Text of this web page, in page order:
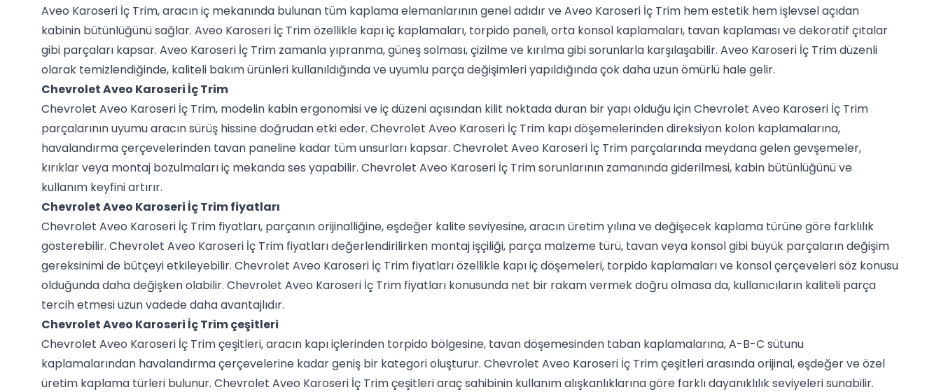
Aveo Karoseri İç Trim, aracın iç mekanında bulunan tüm kaplama elemanlarının genel adıdır ve Aveo Karoseri İç Trim hem estetik hem işlevsel açıdan
kabinin bütünlüğünü sağlar. Aveo Karoseri İç Trim özellikle kapı iç kaplamaları, torpido paneli, orta konsol kaplamaları, tavan kaplaması ve dekoratif çıtalar
gibi parçaları kapsar. Aveo Karoseri İç Trim zamanla yıpranma, güneş solması, çizilme ve kırılma gibi sorunlarla karşılaşabilir. Aveo Karoseri İç Trim düzenli
olarak temizlendiğinde, kaliteli bakım ürünleri kullanıldığında ve uyumlu parça değişimleri yapıldığında çok daha uzun ömürlü hale gelir.
Chevrolet Aveo Karoseri İç Trim
Chevrolet Aveo Karoseri İç Trim, modelin kabin ergonomisi ve iç düzeni açısından kilit noktada duran bir yapı olduğu için Chevrolet Aveo Karoseri İç Trim
parçalarının uyumu aracın sürüş hissine doğrudan etki eder. Chevrolet Aveo Karoseri İç Trim kapı döşemelerinden direksiyon kolon kaplamalarına,
havalandırma çerçevelerinden tavan paneline kadar tüm unsurları kapsar. Chevrolet Aveo Karoseri İç Trim parçalarında meydana gelen gevşemeler,
kırıklar veya montaj bozulmaları iç mekanda ses yapabilir. Chevrolet Aveo Karoseri İç Trim sorunlarının zamanında giderilmesi, kabin bütünlüğünü ve
kullanım keyfini artırır.
Chevrolet Aveo Karoseri İç Trim fiyatları
Chevrolet Aveo Karoseri İç Trim fiyatları, parçanın orijinalliğine, eşdeğer kalite seviyesine, aracın üretim yılına ve değişecek kaplama türüne göre farklılık
gösterebilir. Chevrolet Aveo Karoseri İç Trim fiyatları değerlendirilirken montaj işçiliği, parça malzeme türü, tavan veya konsol gibi büyük parçaların değişim
gereksinimi de bütçeyi etkileyebilir. Chevrolet Aveo Karoseri İç Trim fiyatları özellikle kapı iç döşemeleri, torpido kaplamaları ve konsol çerçeveleri söz konusu
olduğunda daha değişken olabilir. Chevrolet Aveo Karoseri İç Trim fiyatları konusunda net bir rakam vermek doğru olmasa da, kullanıcıların kaliteli parça
tercih etmesi uzun vadede daha avantajlıdır.
Chevrolet Aveo Karoseri İç Trim çeşitleri
Chevrolet Aveo Karoseri İç Trim çeşitleri, aracın kapı içlerinden torpido bölgesine, tavan döşemesinden taban kaplamalarına, A-B-C sütunu
kaplamalarından havalandırma çerçevelerine kadar geniş bir kategori oluşturur. Chevrolet Aveo Karoseri İç Trim çeşitleri arasında orijinal, eşdeğer ve özel
üretim kaplama türleri bulunur. Chevrolet Aveo Karoseri İç Trim çeşitleri araç sahibinin kullanım alışkanlıklarına göre farklı dayanıklılık seviyeleri sunabilir.